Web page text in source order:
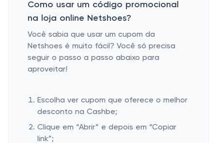
Como usar um código promocional
na loja online Netshoes?
Você sabia que usar um cupom da
Netshoes é muito fácil? Você só precisa
seguir o passo a passo abaixo para
aproveitar!
Escolha ver cupom que oferece o melhor
desconto na Cashbe;
Clique em “Abrir” e depois em “Copiar
link”;